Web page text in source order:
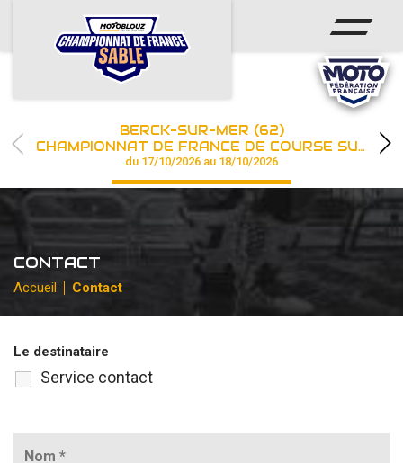
ACCUEIL
ACTUS
CHAMPIONNAT
RÉSULTATS
PHOTOS / WEB TV
PARTENAIRES
les engagements
BERCK-SUR-MER (62)
CHAMPIONNAT DE FRANCE DE COURSE SUR SABLE
du 17/10/2026 au 18/10/2026
CONTACT
Accueil Contact
Le destinataire
Service contact